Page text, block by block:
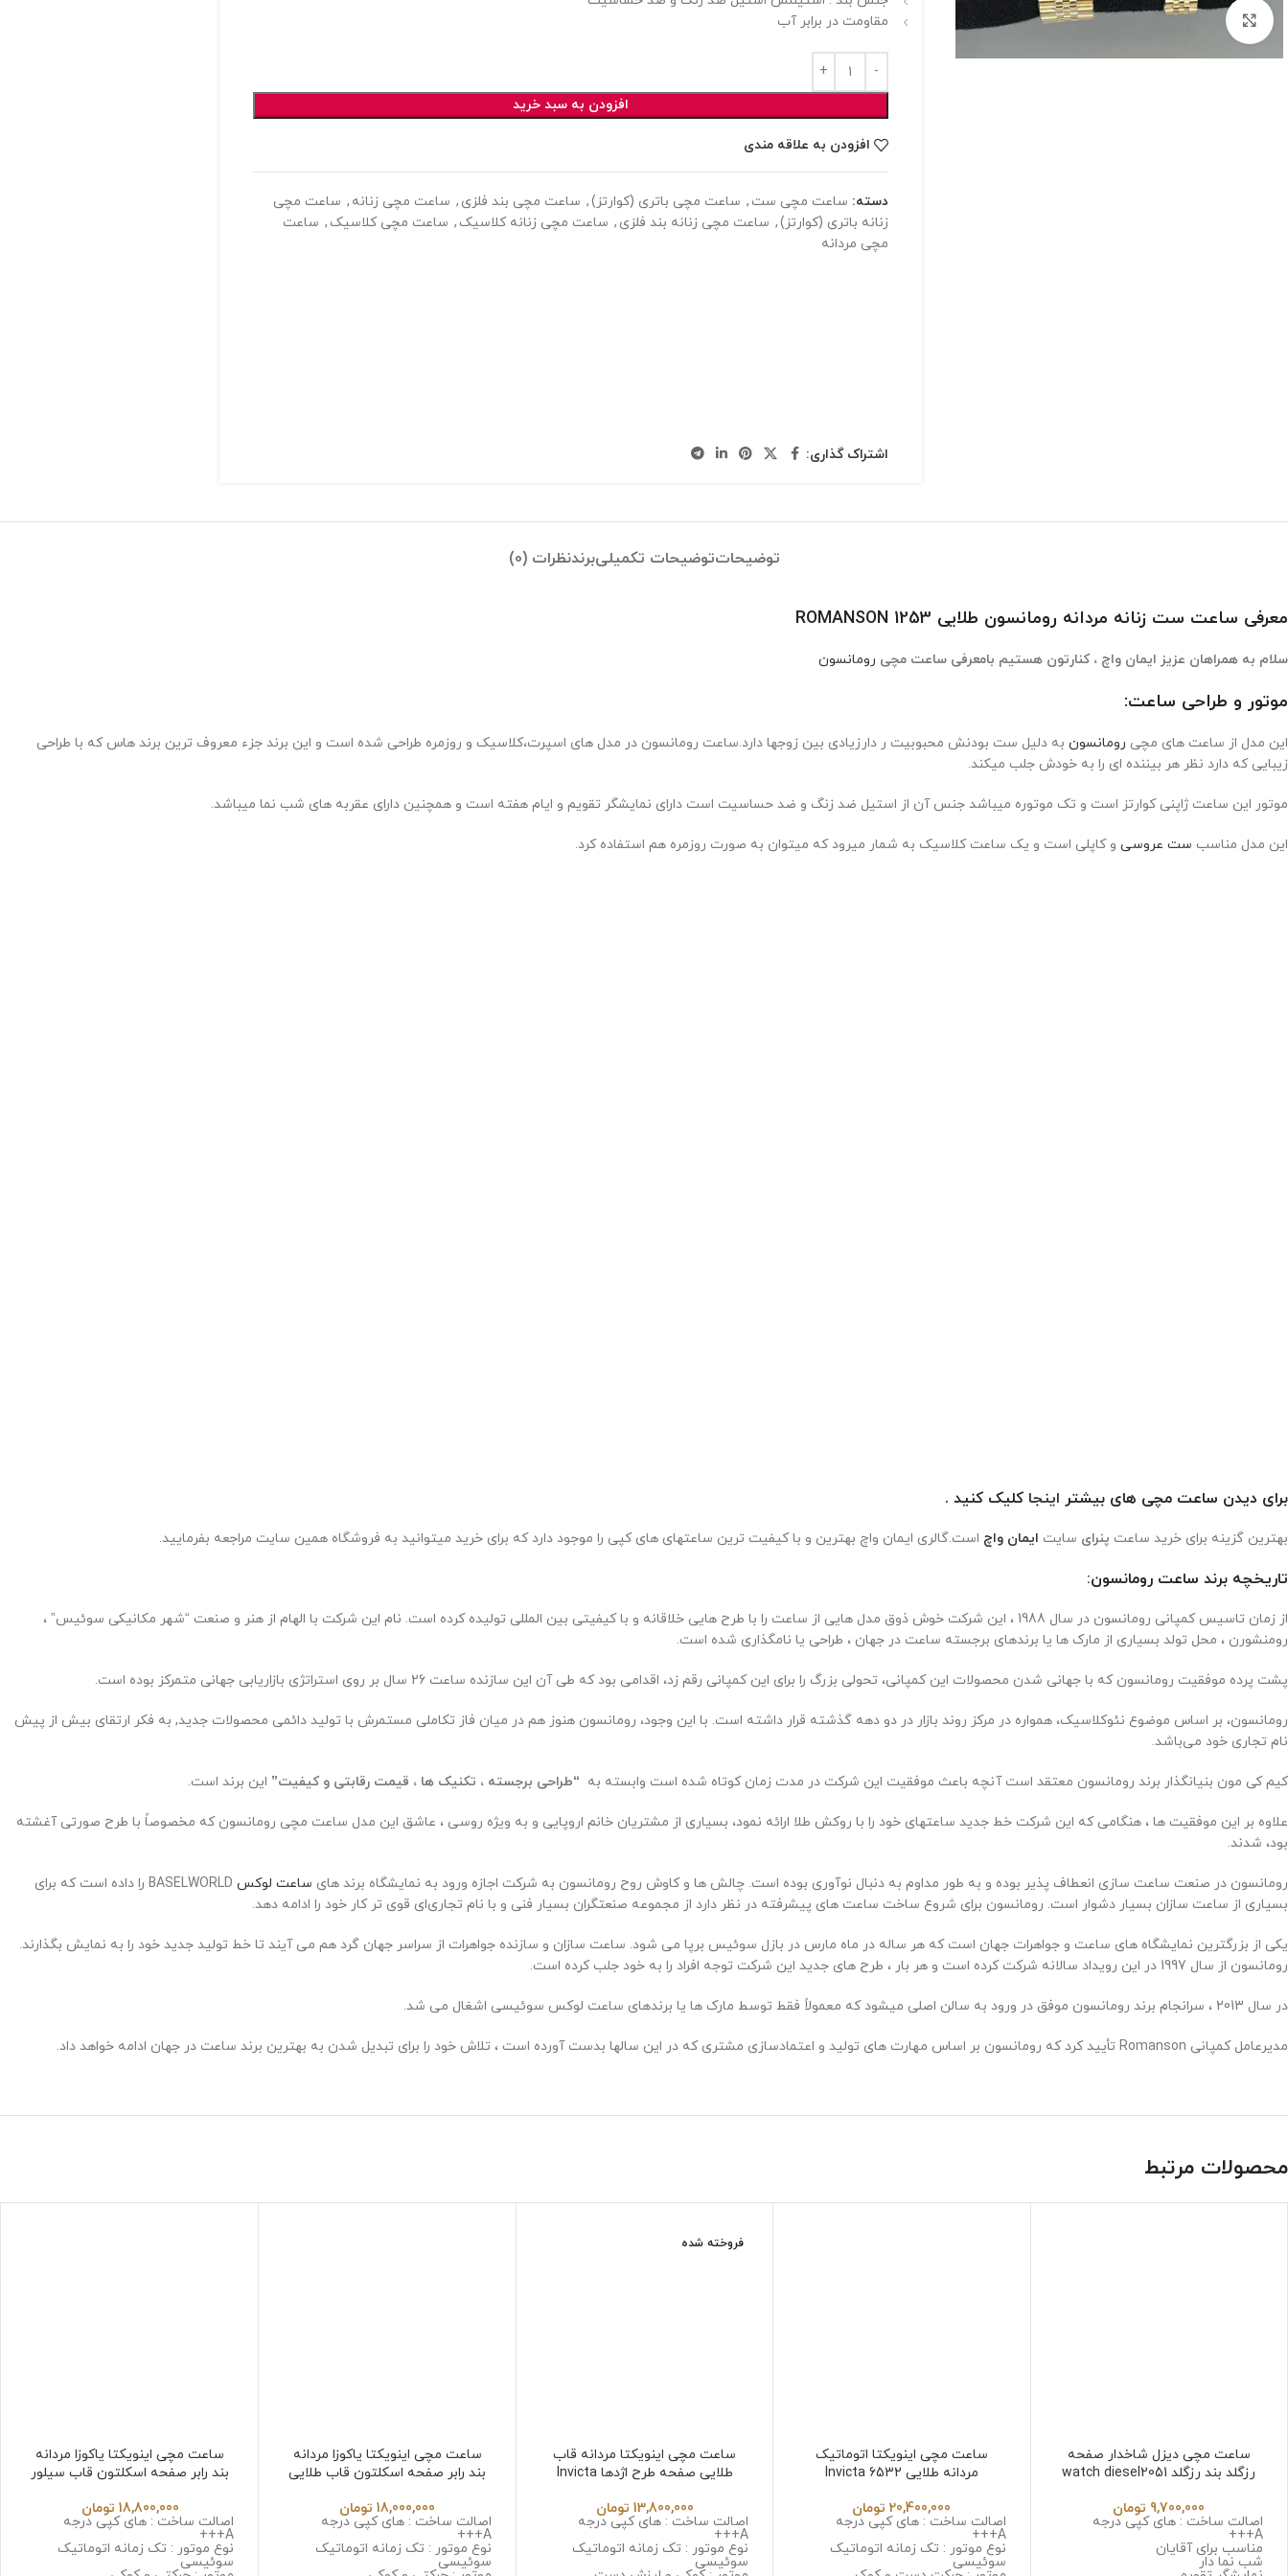
برای بزرگنمایی کلیک کنید
مقاومت در برابر آب
افزودن به سبد خرید
افزودن به علاقه مندی
دسته: ساعت مچی ست , ساعت مچی باتری (کوارتز), ساعت مچی بند فلزی , ساعت مچی زنانه , ساعت مچی
زنانه باتری (کوارتز), ساعت مچی زنانه بند فلزی , ساعت مچی زنانه کلاسیک , ساعت مچی کلاسیک , ساعت
مچی مردانه
اشتراک گذاری:
توضیحاتتوضیحات تکمیلیبرندنظرات (0)
معرفی ساعت ست زنانه مردانه رومانسون طلایی ROMANSON 1253
سلام به همراهان عزیز ایمان واچ ، کنارتون هستیم بامعرفی ساعت مچی رومانسون
موتور و طراحی ساعت:
این مدل از ساعت های مچی رومانسون به دلیل ست بودنش محبوبیت ر دارزیادی بین زوجها دارد.ساعت رومانسون در مدل های اسپرت،کلاسیک و روزمره طراحی شده است و این برند جزء معروف ترین برند هاس که با طراحی
زیبایی که دارد نظر هر بیننده ای را به خودش جلب میکند.
موتور این ساعت ژاپنی کوارتز است و تک موتوره میباشد جنس آن از استیل ضد زنگ و ضد حساسیت است دارای نمایشگر تقویم و ایام هفته است و همچنین دارای عقربه های شب نما میباشد.
این مدل مناسب ست عروسی و کاپلی است و یک ساعت کلاسیک به شمار میرود که میتوان به صورت روزمره هم استفاده کرد.
برای دیدن ساعت مچی های بیشتر اینجا کلیک کنید .
بهترین گزینه برای خرید ساعت پنرای سایت ایمان واچ است.گالری ایمان واچ بهترین و با کیفیت ترین ساعتهای های کپی را موجود دارد که برای خرید میتوانید به فروشگاه همین سایت مراجعه بفرمایید.
تاریخچه برند ساعت رومانسون:
از زمان تاسیس کمپانی رومانسون در سال 1988 ، این شرکت خوش ذوق مدل هایی از ساعت را با طرح هایی خلاقانه و با کیفیتی بین المللی تولیده کرده است. نام این شرکت با الهام از هنر و صنعت “شهر مکانیکی سوئیس” ،
رومنشورن ، محل تولد بسیاری از مارک ها یا برندهای برجسته ساعت در جهان ، طراحی یا نامگذاری شده است.
پشت پرده موفقیت رومانسون که با جهانی شدن محصولات این کمپانی، تحولی بزرگ را برای این کمپانی رقم زد، اقدامی بود که طی آن این سازنده ساعت 26 سال بر روی استراتژی بازاریابی جهانی متمرکز بوده است.
رومانسون، بر اساس موضوع نئوکلاسیک، همواره در مرکز روند بازار در دو دهه گذشته قرار داشته است. با این وجود، رومانسون هنوز هم در میان فاز تکاملی مستمرش با تولید دائمی محصولات جدید, به فکر ارتقای بیش از پیش
نام تجاری خود می‌باشد.
کیم کی مون بنیانگذار برند رومانسون معتقد است آنچه باعث موفقیت این شرکت در مدت زمان کوتاه شده است وابسته به “طراحی برجسته ، تکنیک ها ، قیمت رقابتی و کیفیت” این برند است.
علاوه بر این موفقیت ها ، هنگامی که این شرکت خط جدید ساعتهای خود را با روکش طلا ارائه نمود، بسیاری از مشتریان خانم اروپایی و به ویژه روسی ، عاشق این مدل ساعت مچی رومانسون که مخصوصاً با طرح صورتی آغشته
بود، شدند.
رومانسون در صنعت ساعت سازی انعطاف پذیر بوده و به طور مداوم به دنبال نوآوری بوده است. چالش ها و کاوش روح رومانسون به شرکت اجازه ورود به نمایشگاه برند ‌های ساعت لوکس
BASELWORLD را داده است که برای
بسیاری از ساعت سازان بسیار دشوار است. رومانسون برای شروع ساخت ساعت ‌های پیشرفته در نظر دارد از مجموعه صنعتگران بسیار فنی و با نام تجاری‌ای قوی تر کار خود را ادامه دهد.
یکی از بزرگترین نمایشگاه های ساعت و جواهرات جهان است که هر ساله در ماه مارس در بازل سوئیس برپا می شود. ساعت سازان و سازنده جواهرات از سراسر جهان گرد هم می آیند تا خط تولید جدید خود را به نمایش بگذارند.
رومانسون از سال 1997 در این رویداد سالانه شرکت کرده است و هر بار ، طرح های جدید این شرکت توجه افراد را به خود جلب کرده است.
در سال 2013 ، سرانجام برند رومانسون موفق در ورود به سالن اصلی میشود که معمولاً فقط توسط مارک ها یا برندهای ساعت لوکس سوئیسی اشغال می شد.
مدیرعامل کمپانی Romanson تأیید کرد که رومانسون بر اساس مهارت های تولید و اعتمادسازی مشتری که در این سالها بدست آورده است ، تلاش خود را برای تبدیل شدن به بهترین برند ساعت در جهان ادامه خواهد داد.
محصولات مرتبط
ساعت مچی دیزل شاخدار صفحه
رزگلد بند رزگلد watch diesel2051
9,700,000 تومان
اصالت ساخت : های کپی درجه
A+++
مناسب برای آقایان
شب نما دار
ساعت مچی اینویکتا اتوماتیک
مردانه طلایی Invicta 6532
20,400,000 تومان
اصالت ساخت : های کپی درجه
A+++
نوع موتور : تک زمانه اتوماتیک
سوئیسی
فروخته شده
ساعت مچی اینویکتا مردانه قاب
طلایی صفحه طرح اژدها Invicta
13,800,000 تومان
اصالت ساخت : های کپی درجه
A+++
نوع موتور : تک زمانه اتوماتیک
سوئیسی
ساعت مچی اینویکتا یاکوزا مردانه
بند رابر صفحه اسکلتون قاب طلایی
18,000,000 تومان
اصالت ساخت : های کپی درجه
A+++
نوع موتور : تک زمانه اتوماتیک
سوئیسی
ساعت مچی اینویکتا یاکوزا مردانه
بند رابر صفحه اسکلتون قاب سیلور
18,800,000 تومان
اصالت ساخت : های کپی درجه
A+++
نوع موتور : تک زمانه اتوماتیک
سوئیسی